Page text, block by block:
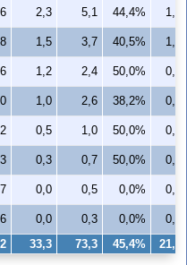
2,3 5,1 44,4%
1,1
1,5 3,7 40,5%
1,1
1,2 2,4 50,0%
0,4
1,0 2,6 38,2%
0,2
0,5 1,0 50,0%
0,4
0,3 0,7 50,0%
0,1
0,0 0,5 0,0%
0,0
0,0 0,3 0,0% 0,0
33,3 73,3 45,4% 21,3